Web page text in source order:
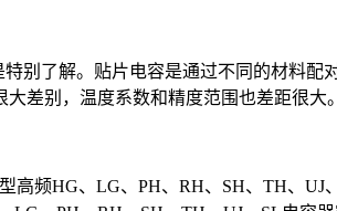
了解。贴片电容是通过不同的材料配
差别，温度系数和精度范围也差距很大
HG、LG、PH、RH、SH、TH、UJ